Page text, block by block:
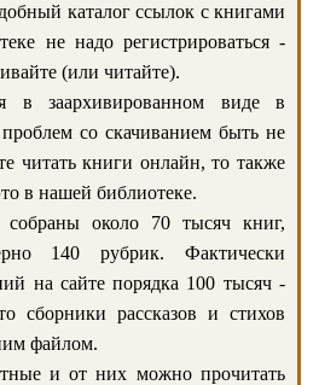
каталог ссылок с книгами
не надо регистрироваться -
(или читайте).
в заархивированном виде в
со скачиванием быть не
читать книги онлайн, то также
в нашей библиотеке.
около 70 тысяч книг,
140 рубрик. Фактически
на сайте порядка 100 тысяч -
сборники рассказов и стихов
файлом.
и от них можно прочитать